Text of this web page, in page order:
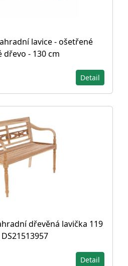
lavice - ošetřené
dřevo - 130 cm
Detail
dřevěná lavička 119
Detail